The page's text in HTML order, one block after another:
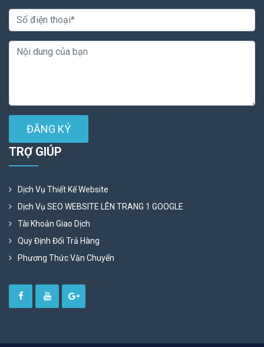
ĐĂNG KÝ
TRỢ GIÚP
Dịch Vụ Thiết Kế Website
Dịch Vụ SEO WEBSITE LÊN TRANG 1 GOOGLE
Tài Khoản Giao Dịch
Quy Định Đổi Trả Hàng
Phương Thức Vận Chuyển